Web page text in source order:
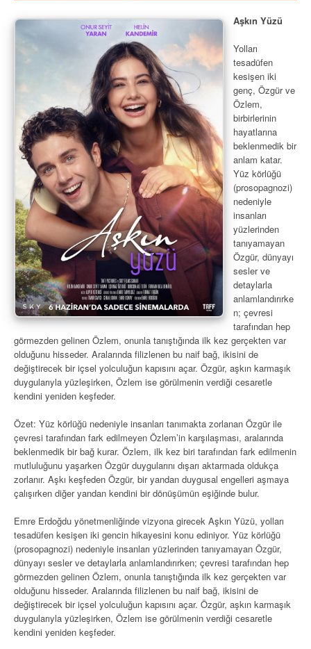
Aşkın Yüzü
Yolları
tesadüfen
kesişen iki
genç, Özgür ve
Özlem,
birbirlerinin
hayatlarına
beklenmedik bir
anlam katar.
Yüz körlüğü
(prosopagnozi)
nedeniyle
insanları
yüzlerinden
tanıyamayan
Özgür, dünyayı
sesler ve
detaylarla
anlamlandırırke
n; çevresi
tarafından hep
görmezden gelinen Özlem, onunla tanıştığında ilk kez gerçekten var
olduğunu hisseder. Aralarında filizlenen bu naif bağ, ikisini de
değiştirecek bir içsel yolculuğun kapısını açar. Özgür, aşkın karmaşık
duygularıyla yüzleşirken, Özlem ise görülmenin verdiği cesaretle
kendini yeniden keşfeder.
Özet: Yüz körlüğü nedeniyle insanları tanımakta zorlanan Özgür ile
çevresi tarafından fark edilmeyen Özlem’in karşılaşması, aralarında
beklenmedik bir bağ kurar. Özlem, ilk kez biri tarafından fark edilmenin
mutluluğunu yaşarken Özgür duygularını dışarı aktarmada oldukça
zorlanır. Aşkı keşfeden Özgür, bir yandan duygusal engelleri aşmaya
çalışırken diğer yandan kendini bir dönüşümün eşiğinde bulur.
Emre Erdoğdu yönetmenliğinde vizyona girecek Aşkın Yüzü, yolları
tesadüfen kesişen iki gencin hikayesini konu ediniyor. Yüz körlüğü
(prosopagnozi) nedeniyle insanları yüzlerinden tanıyamayan Özgür,
dünyayı sesler ve detaylarla anlamlandırırken; çevresi tarafından hep
görmezden gelinen Özlem, onunla tanıştığında ilk kez gerçekten var
olduğunu hisseder. Aralarında filizlenen bu naif bağ, ikisini de
değiştirecek bir içsel yolculuğun kapısını açar. Özgür, aşkın karmaşık
duygularıyla yüzleşirken, Özlem ise görülmenin verdiği cesaretle
kendini yeniden keşfeder.